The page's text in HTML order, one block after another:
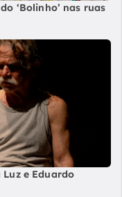
‘Bolinho’ nas ruas
Luz e Eduardo